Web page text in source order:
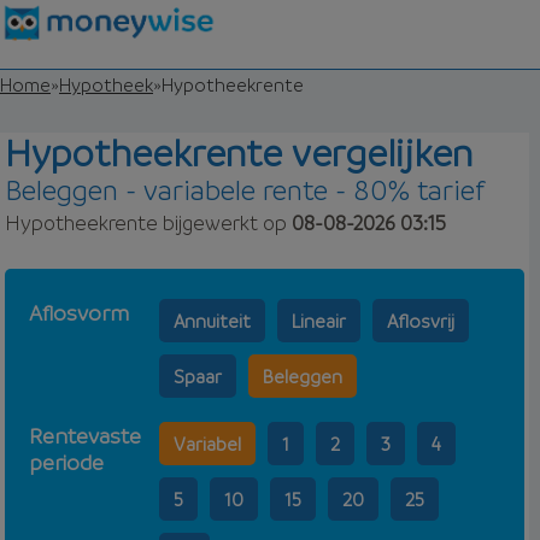
Home»Hypotheek»Hypotheekrente
Hypotheekrente vergelijken
Beleggen - variabele rente - 80% tarief
Hypotheekrente bijgewerkt op 08-08-2026 03:15
Aflosvorm Annuiteit Lineair Aflosvrij
Spaar Beleggen
Rentevaste
periode
Variabel 1 2 3 4
5 10 15 20 25